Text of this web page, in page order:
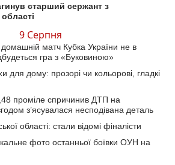
старший сержант з
9 Серпня
матч Кубка України не в
гра з «Буковиною»
для дому: прозорі чи кольорові, гладкі
проміле спричинив ДТП на
з’ясувалася несподівана деталь
області: стали відомі фіналісти
фото останньої боївки ОУН на